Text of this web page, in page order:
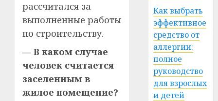
рассчитался за
выполненные работы
по строительству.
— В каком случае
человек считается
заселенным в
жилое помещение?
Как выбрать
эффективное
средство от
аллергии:
полное
руководство
для взрослых
и детей